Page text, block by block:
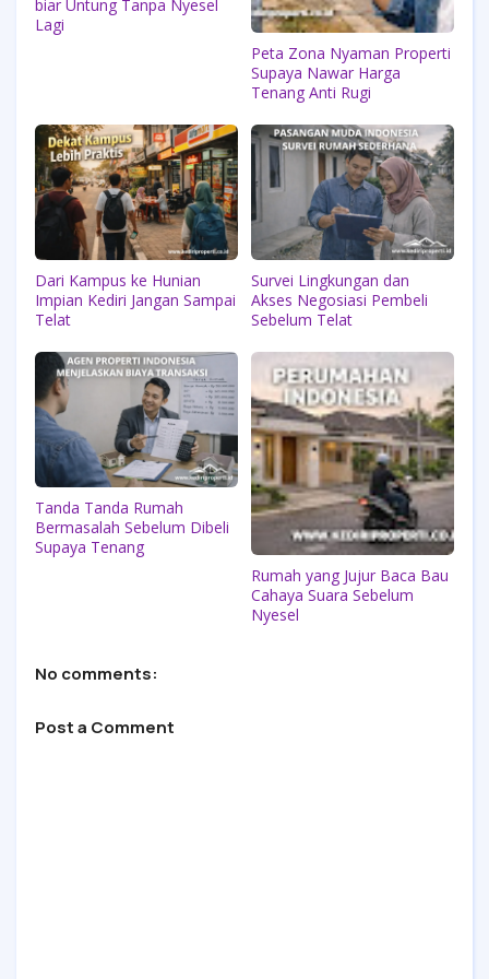
biar Untung Tanpa Nyesel
Lagi
Peta Zona Nyaman Properti
Supaya Nawar Harga
Tenang Anti Rugi
Dari Kampus ke Hunian
Impian Kediri Jangan Sampai
Telat
Survei Lingkungan dan
Akses Negosiasi Pembeli
Sebelum Telat
Tanda Tanda Rumah
Bermasalah Sebelum Dibeli
Supaya Tenang
Rumah yang Jujur Baca Bau
Cahaya Suara Sebelum
Nyesel
No comments:
Post a Comment